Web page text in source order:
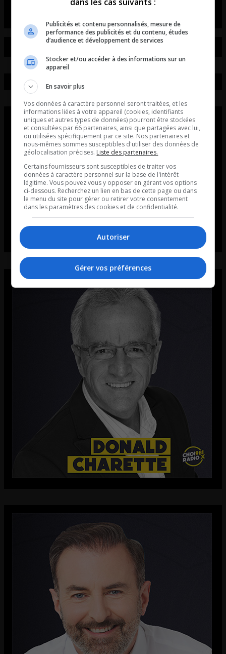
Publicités et contenu personnalisés, mesure de
performance des publicités et du contenu, études
d’audience et développement de services
Stocker et/ou accéder à des informations sur un
appareil
En savoir plus
Vos données à caractère personnel seront traitées, et les
informations liées à votre appareil (cookies, identifiants
uniques et autres types de données) pourront être stockées
et consultées par 66 partenaires, ainsi que partagées avec lui,
ou utilisées spécifiquement par ce site. Nos partenaires et
nous-mêmes sommes susceptibles d'utiliser des données de
géolocalisation précises. Liste des partenaires.
Certains fournisseurs sont susceptibles de traiter vos
données à caractère personnel sur la base de l'intérêt
légitime. Vous pouvez vous y opposer en gérant vos options
ci-dessous. Recherchez un lien en bas de cette page ou dans
le menu du site pour gérer ou retirer votre consentement
dans les paramètres des cookies et de confidentialité.
Autoriser
Gérer vos préférences